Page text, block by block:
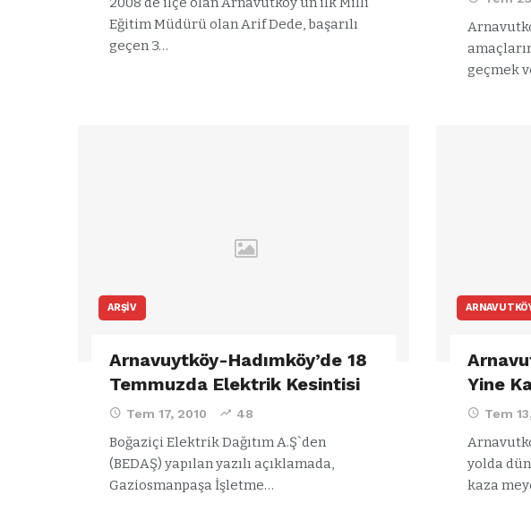
Eğitim Müdürü olan Arif Dede, başarılı
geçen 3…
geçmek
ARŞIV
Arnavuytköy-Hadımköy’de 18
Temmuzda Elektrik Kesintisi
Tem 17, 2010 48
Boğaziçi Elektrik Dağıtım A.Ş`den
(BEDAŞ) yapılan yazılı açıklamada,
Gaziosmanpaşa İşletme…
Yine
Tem
yolda
kaza